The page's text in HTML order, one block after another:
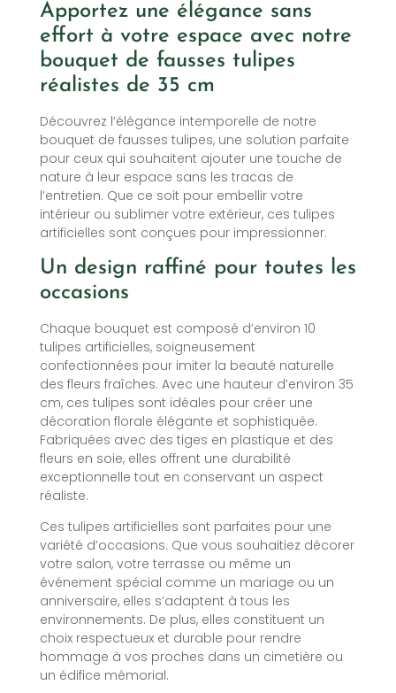
Apportez une élégance sans
effort à votre espace avec notre
bouquet de fausses tulipes
réalistes de 35 cm
Découvrez l’élégance intemporelle de notre
bouquet de fausses tulipes, une solution parfaite
pour ceux qui souhaitent ajouter une touche de
nature à leur espace sans les tracas de
l’entretien. Que ce soit pour embellir votre
intérieur ou sublimer votre extérieur, ces tulipes
artificielles sont conçues pour impressionner.
Un design raffiné pour toutes les
occasions
Chaque bouquet est composé d’environ 10
tulipes artificielles, soigneusement
confectionnées pour imiter la beauté naturelle
des fleurs fraîches. Avec une hauteur d’environ 35
cm, ces tulipes sont idéales pour créer une
décoration florale élégante et sophistiquée.
Fabriquées avec des tiges en plastique et des
fleurs en soie, elles offrent une durabilité
exceptionnelle tout en conservant un aspect
réaliste.
Ces tulipes artificielles sont parfaites pour une
variété d’occasions. Que vous souhaitiez décorer
votre salon, votre terrasse ou même un
événement spécial comme un mariage ou un
anniversaire, elles s’adaptent à tous les
environnements. De plus, elles constituent un
choix respectueux et durable pour rendre
hommage à vos proches dans un cimetière ou
un édifice mémorial.